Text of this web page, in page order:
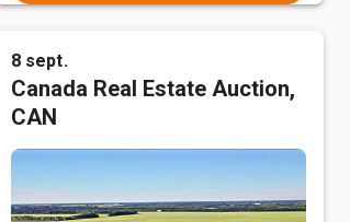
8 sept.
Canada Real Estate Auction,
CAN